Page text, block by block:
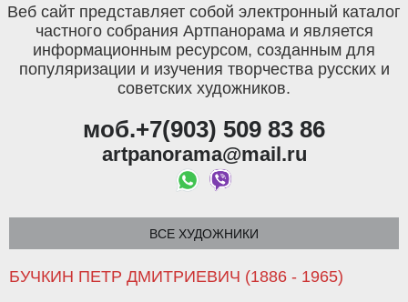
Веб сайт представляет собой электронный каталог
частного собрания Артпанорама и является
информационным ресурсом, созданным для
популяризации и изучения творчества русских и
советских художников.
моб.+7(903) 509 83 86
artpanorama@mail.ru
ВСЕ ХУДОЖНИКИ
БУЧКИН ПЕТР ДМИТРИЕВИЧ (1886 - 1965)